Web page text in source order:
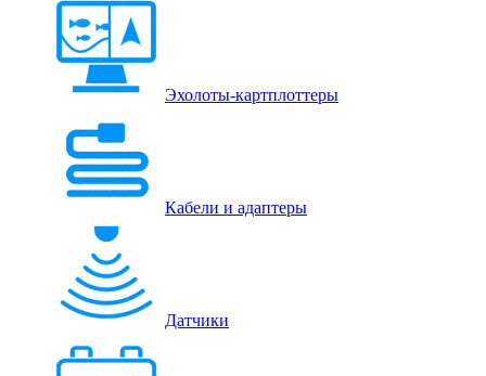
Эхолоты-картплоттеры
Кабели и адаптеры
Датчики